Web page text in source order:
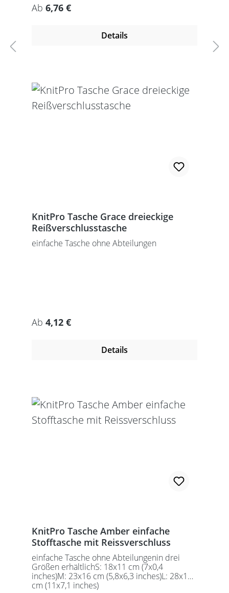
Regulärer Preis:
Ab 6,76 €
Details
KnitPro Tasche Grace dreieckige
Reißverschlusstasche
einfache Tasche ohne Abteilungen
Regulärer Preis:
Ab 4,12 €
Details
KnitPro Tasche Amber einfache
Stofftasche mit Reissverschluss
einfache Tasche ohne Abteilungenin drei
Größen erhältlichS: 18x11 cm (7x0,4
inches)M: 23x16 cm (5,8x6,3 inches)L: 28x18
cm (11x7,1 inches)